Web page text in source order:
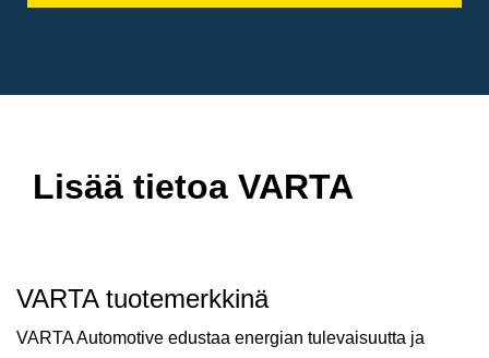
Lisää tietoa VARTA
VARTA tuotemerkkinä
VARTA Automotive edustaa energian tulevaisuutta ja